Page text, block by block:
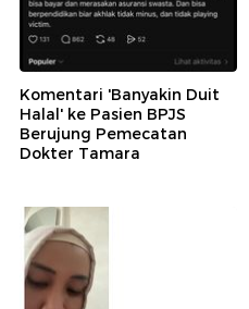
Komentari 'Banyakin Duit
Halal' ke Pasien BPJS
Berujung Pemecatan
Dokter Tamara